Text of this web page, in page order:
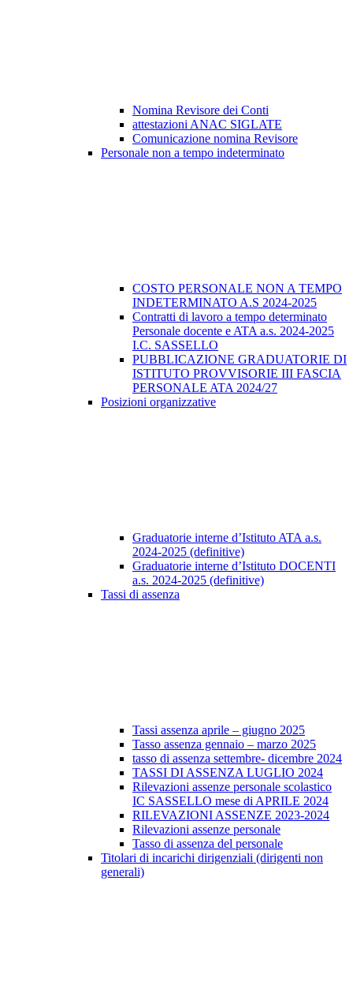
Nomina Revisore dei Conti
attestazioni ANAC SIGLATE
Comunicazione nomina Revisore
Personale non a tempo indeterminato
COSTO PERSONALE NON A TEMPO
INDETERMINATO A.S 2024-2025
Contratti di lavoro a tempo determinato
Personale docente e ATA a.s. 2024-2025
I.C. SASSELLO
PUBBLICAZIONE GRADUATORIE DI
ISTITUTO PROVVISORIE III FASCIA
PERSONALE ATA 2024/27
Posizioni organizzative
Graduatorie interne d’Istituto ATA a.s.
2024-2025 (definitive)
Graduatorie interne d’Istituto DOCENTI
a.s. 2024-2025 (definitive)
Tassi di assenza
Tassi assenza aprile – giugno 2025
Tasso assenza gennaio – marzo 2025
tasso di assenza settembre- dicembre 2024
TASSI DI ASSENZA LUGLIO 2024
Rilevazioni assenze personale scolastico
IC SASSELLO mese di APRILE 2024
RILEVAZIONI ASSENZE 2023-2024
Rilevazioni assenze personale
Tasso di assenza del personale
Titolari di incarichi dirigenziali (dirigenti non
generali)